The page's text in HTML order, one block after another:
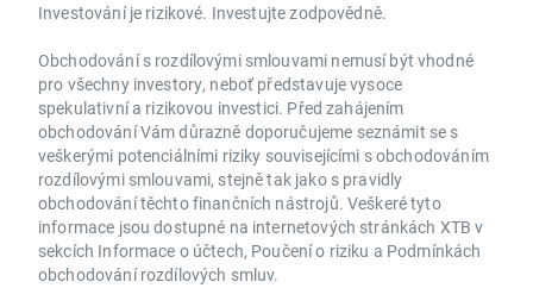
Investování je rizikové. Investujte zodpovědně.
Obchodování s rozdílovými smlouvami nemusí být vhodné
pro všechny investory, neboť představuje vysoce
spekulativní a rizikovou investici. Před zahájením
obchodování Vám důrazně doporučujeme seznámit se s
veškerými potenciálními riziky souvisejícími s obchodováním
rozdílovými smlouvami, stejně tak jako s pravidly
obchodování těchto finančních nástrojů. Veškeré tyto
informace jsou dostupné na internetových stránkách XTB v
sekcích Informace o účtech, Poučení o riziku a Podmínkách
obchodování rozdílových smluv.